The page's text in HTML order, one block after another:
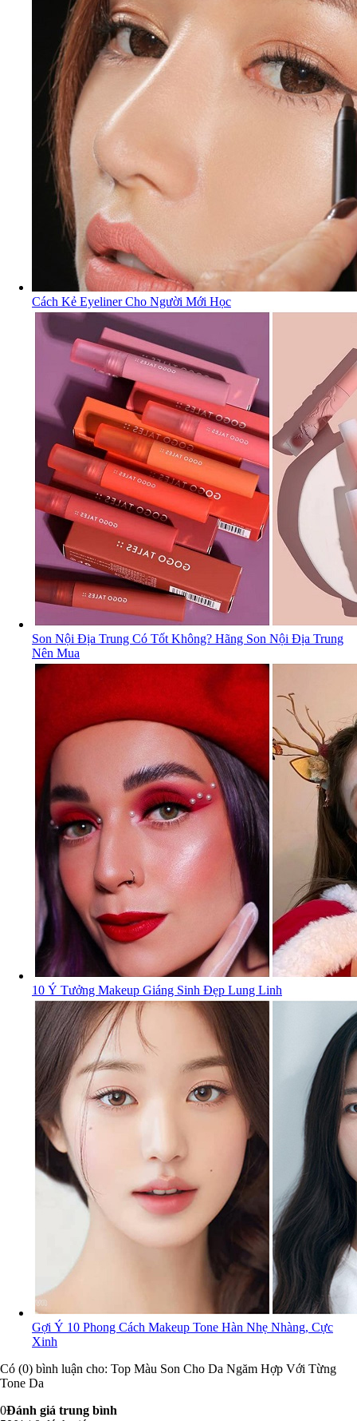
Cách Kẻ Eyeliner Cho Người Mới Học
Son Nội Địa Trung Có Tốt Không? Hãng Son Nội Địa Trung
Nên Mua
10 Ý Tưởng Makeup Giáng Sinh Đẹp Lung Linh
Gợi Ý 10 Phong Cách Makeup Tone Hàn Nhẹ Nhàng, Cực
Xinh
Có (0) bình luận cho: Top Màu Son Cho Da Ngăm Hợp Với Từng
Tone Da
0Đánh giá trung bình